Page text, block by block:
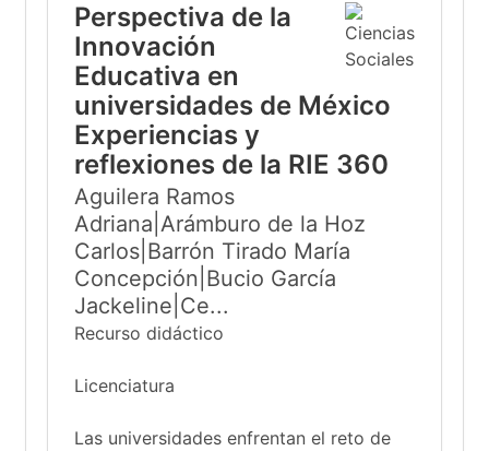
Perspectiva de la
Innovación
Educativa en
universidades de México
Experiencias y
reflexiones de la RIE 360
Aguilera Ramos
Adriana|Arámburo de la Hoz
Carlos|Barrón Tirado María
Concepción|Bucio García
Jackeline|Ce...
Recurso didáctico
Licenciatura
Las universidades enfrentan el reto de